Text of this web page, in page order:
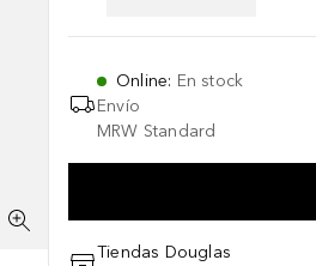
Online: En stock
Envío
MRW Standard
Tiendas Douglas